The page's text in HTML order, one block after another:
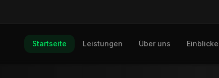
Startseite Leistungen Über uns Einblicke